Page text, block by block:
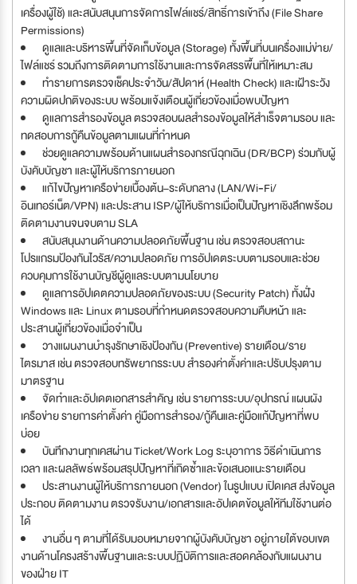
เครื่องผู้ใช้) และสนับสนุนการจัดการไฟล์แชร์/สิทธิ์การเข้าถึง (File Share
Permissions)
ดูแลและบริหารพื้นที่จัดเก็บข้อมูล (Storage) ทั้งพื้นที่บนเครื่องแม่ข่าย/
ไฟล์แชร์ รวมถึงการติดตามการใช้งานและการจัดสรรพื้นที่ให้เหมาะสม
ทำรายการตรวจเช็คประจำวัน/สัปดาห์ (Health Check) และเฝ้าระวัง
ความผิดปกติของระบบ พร้อมแจ้งเตือนผู้เกี่ยวข้องเมื่อพบปัญหา
ดูแลการสำรองข้อมูล ตรวจสอบผลสำรองข้อมูลให้สำเร็จตามรอบ และ
ทดสอบการกู้คืนข้อมูลตามแผนที่กำหนด
ช่วยดูแลความพร้อมด้านแผนสำรองกรณีฉุกเฉิน (DR/BCP) ร่วมกับผู้
บังคับบัญชา และผู้ให้บริการภายนอก
แก้ไขปัญหาเครือข่ายเบื้องต้น–ระดับกลาง (LAN/Wi‑Fi/
อินเทอร์เน็ต/VPN) และประสาน ISP/ผู้ให้บริการเมื่อเป็นปัญหาเชิงลึกพร้อม
ติดตามงานจนจบตาม SLA
สนับสนุนงานด้านความปลอดภัยพื้นฐาน เช่น ตรวจสอบสถานะ
โปรแกรมป้องกันไวรัส/ความปลอดภัย การอัปเดตระบบตามรอบและช่วย
ควบคุมการใช้งานบัญชีผู้ดูแลระบบตามนโยบาย
ดูแลการอัปเดตความปลอดภัยของระบบ (Security Patch) ทั้งฝั่ง
Windows และ Linux ตามรอบที่กำหนดตรวจสอบความคืบหน้า และ
ประสานผู้เกี่ยวข้องเมื่อจำเป็น
วางแผนงานบำรุงรักษาเชิงป้องกัน (Preventive) รายเดือน/ราย
ไตรมาส เช่น ตรวจสอบทรัพยากรระบบ สำรองค่าตั้งค่าและปรับปรุงตาม
มาตรฐาน
จัดทำและอัปเดตเอกสารสำคัญ เช่น รายการระบบ/อุปกรณ์ แผนผัง
เครือข่าย รายการค่าตั้งค่า คู่มือการสำรอง/กู้คืนและคู่มือแก้ปัญหาที่พบ
บ่อย
บันทึกงานทุกเคสผ่าน Ticket/Work Log ระบุอาการ วิธีดำเนินการ
เวลา และผลลัพธ์พร้อมสรุปปัญหาที่เกิดซ้ำและข้อเสนอแนะรายเดือน
ประสานงานผู้ให้บริการภายนอก (Vendor) ในรูปแบบ เปิดเคส ส่งข้อมูล
ประกอบ ติดตามงาน ตรวจรับงาน/เอกสารและอัปเดตข้อมูลให้ทีมใช้งานต่อ
ได้
งานอื่น ๆ ตามที่ได้รับมอบหมายจากผู้บังคับบัญชา อยู่ภายใต้ขอบเขต
งานด้านโครงสร้างพื้นฐานและระบบปฏิบัติการและสอดคล้องกับแผนงาน
ของฝ่าย IT